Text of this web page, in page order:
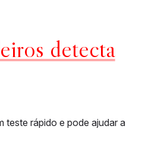
detecta
teste rápido e pode ajudar a